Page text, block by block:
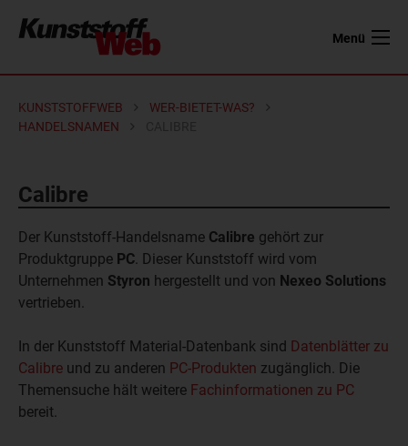
Menü
KUNSTSTOFFWEB
WER-BIETET-WAS?
HANDELSNAMEN
Calibre
Der Kunststoff-Handelsname Calibre gehört zur
Produktgruppe PC. Dieser Kunststoff wird vom
Unternehmen Styron hergestellt und von Nexeo Solutions
vertrieben.
In der Kunststoff Material-Datenbank sind Datenblätter zu
Calibre und zu anderen PC-Produkten zugänglich. Die
Themensuche hält weitere Fachinformationen zu PC
bereit.